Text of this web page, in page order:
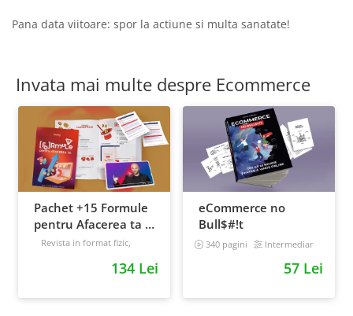
Pana data viitoare: spor la actiune si multa sanatate!
Invata mai multe despre Ecommerce
Pachet +15 Formule
pentru Afacerea ta +
Prompt-uri dedicate
Revista in format fizic,
134 Lei
eCommerce no
Bull$#!t
340 pagini Intermediar
57 Lei